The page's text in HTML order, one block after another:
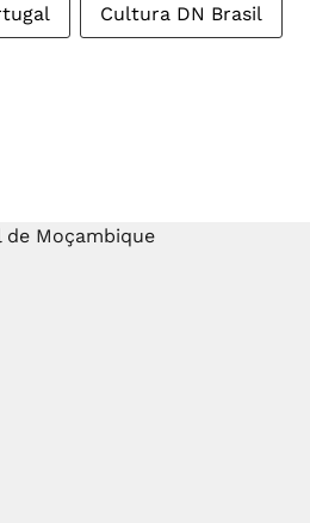
Cultura DN Brasil